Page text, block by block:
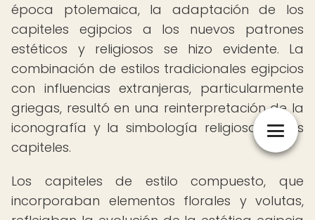
época ptolemaica, la adaptación de los
capiteles egipcios a los nuevos patrones
estéticos y religiosos se hizo evidente. La
combinación de estilos tradicionales egipcios
con influencias extranjeras, particularmente
griegas, resultó en una reinterpretación de la
iconografía y la simbología religiosa en los
capiteles.
Los capiteles de estilo compuesto, que
incorporaban elementos florales y volutas,